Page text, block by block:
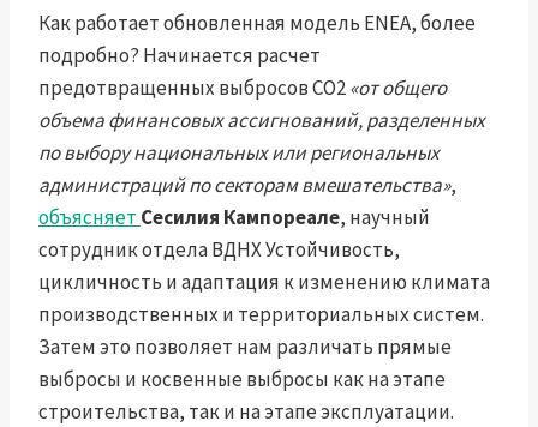
Как работает обновленная модель ENEA, более
подробно? Начинается расчет
предотвращенных выбросов CO2«от общего
объема финансовых ассигнований, разделенных
по выбору национальных или региональных
администраций по секторам вмешательства»,
объясняет Сесилия Кампореале, научный
сотрудник отдела ВДНХ Устойчивость,
цикличность и адаптация к изменению климата
производственных и территориальных систем.
Затем это позволяет нам различать прямые
выбросы и косвенные выбросы как на этапе
строительства, так и на этапе эксплуатации.